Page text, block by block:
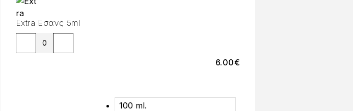
Extra Εσανς 5ml
6.00€
100 ml.